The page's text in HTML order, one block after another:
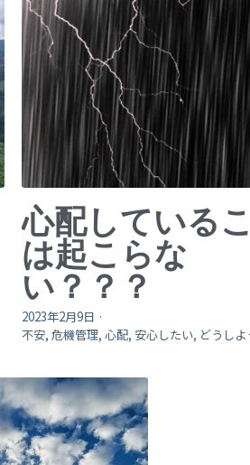
心配している
は起こらな
い？？？
2023年2月9日 ·
不安, 危機管理, 心配, 安心したい, どうしよ